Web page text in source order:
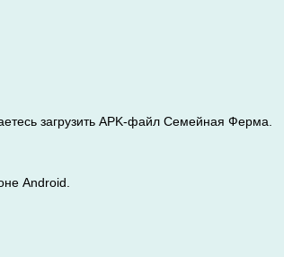
загрузить APK-файл Семейная Ферма.
Android.